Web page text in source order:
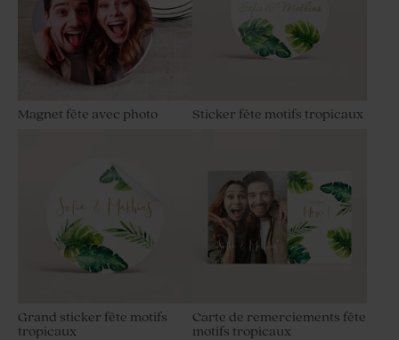
Magnet fête avec photo Sticker fête motifs tropicaux
Grand sticker fête motifs
tropicaux
Carte de remerciements fête
motifs tropicaux